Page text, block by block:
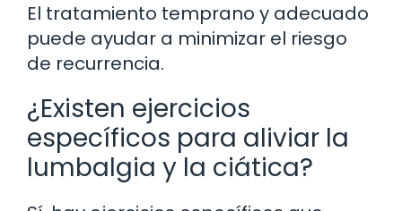
El tratamiento temprano y adecuado
puede ayudar a minimizar el riesgo
de recurrencia.
¿Existen ejercicios
específicos para aliviar la
lumbalgia y la ciática?